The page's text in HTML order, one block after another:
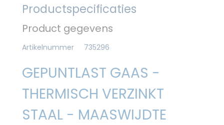
Productspecificaties
Product gegevens
Artikelnummer 735296
GEPUNTLAST GAAS -
THERMISCH VERZINKT
STAAL - MAASWIJDTE